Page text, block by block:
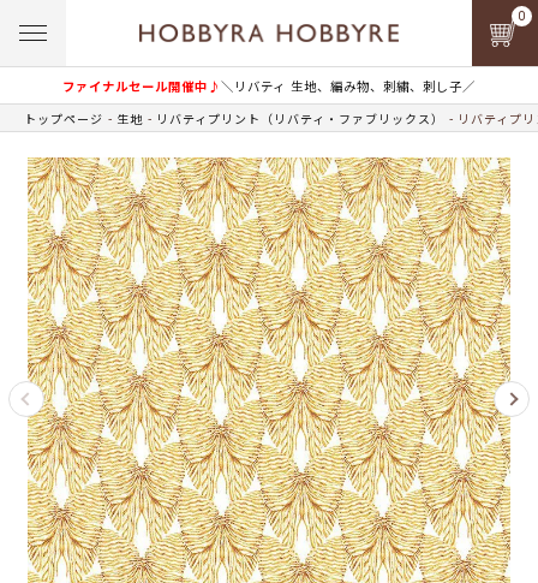
ファイナルセール開催中♪＼リバティ 生地、編み物、刺繍、刺し子／
0
トップページ 生地 リバティプリント（リバティ・ファブリックス） リバティプ